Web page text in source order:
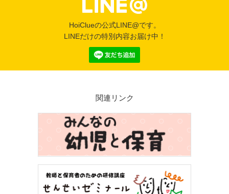
HoiClueの公式LINE@です。
LINEだけの特別内容お届け中！
関連リンク